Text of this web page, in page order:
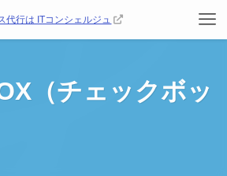
代行は ITコンシェルジュ
（チェックボッ